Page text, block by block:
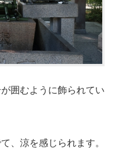
囲むように飾られてい
、涼を感じられます。